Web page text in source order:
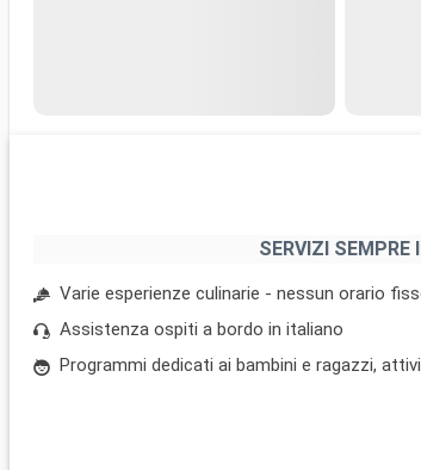
SERVIZI SEMPRE
Varie esperienze culinarie - nessun orario
Assistenza ospiti a bordo in italiano
Programmi dedicati ai bambini e ragazzi,